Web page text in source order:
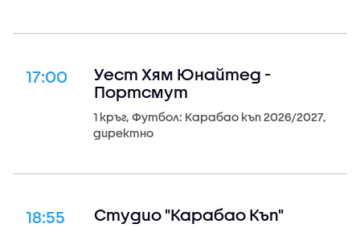
17:00
Уест Хям Юнайтед -
Портсмут
1 кръг, Футбол: Карабао къп 2026/2027,
директно
18:55 Студио "Карабао Къп"